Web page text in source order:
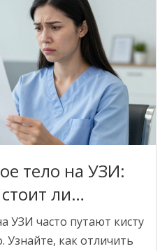
тело на УЗИ:
ли
УЗИ часто путают кисту
Узнайте, как отличить